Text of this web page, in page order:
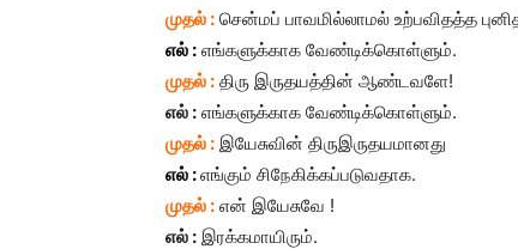
முதல் : சென்மப் பாவமில்லாமல் உற்பவிதத்த
எல் : எங்களுக்காக வேண்டிக்கொள்ளும்.
முதல் : திரு இருதயத்தின் ஆண்டவளே!
எல் : எங்களுக்காக வேண்டிக்கொள்ளும்.
முதல் : இயேசுவின் திருஇருதயமானது
எல் :எங்கும் சிநேகிக்கப்படுவதாக.
முதல் : என் இயேசுவே !
எல் : இரக்கமாயிரும்.